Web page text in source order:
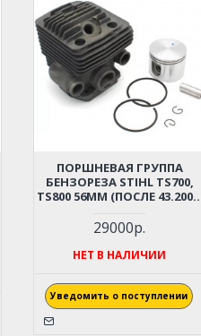
ПОРШНЕВАЯ ГРУППА
БЕНЗОРЕЗА STIHL TS700,
TS800 56ММ (ПОСЛЕ
29000р.
НЕТ В НАЛИЧИИ
Уведомить о поступлении